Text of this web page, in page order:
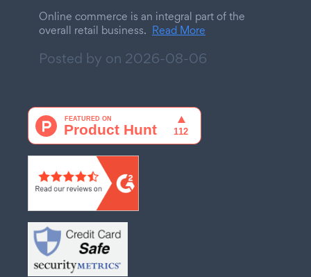
Online commerce is an integral part of the
overall retail business. Read More
Posted by on 2026-08-06